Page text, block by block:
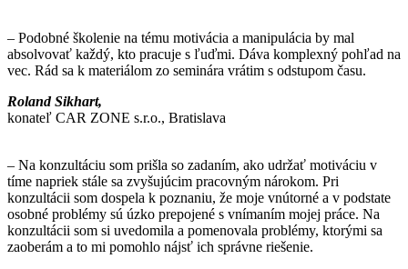
– Podobné školenie na tému motivácia a manipulácia by mal
absolvovať každý, kto pracuje s ľuďmi. Dáva komplexný pohľad na
vec. Rád sa k materiálom zo seminára vrátim s odstupom času.
Roland Sikhart,
konateľ CAR ZONE s.r.o., Bratislava
– Na konzultáciu som prišla so zadaním, ako udržať motiváciu v
tíme napriek stále sa zvyšujúcim pracovným nárokom. Pri
konzultácii som dospela k poznaniu, že moje vnútorné a v podstate
osobné problémy sú úzko prepojené s vnímaním mojej práce. Na
konzultácii som si uvedomila a pomenovala problémy, ktorými sa
zaoberám a to mi pomohlo nájsť ich správne riešenie.